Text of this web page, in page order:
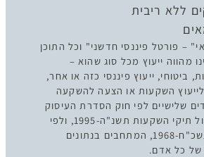
ללא ריבית
– פורטל פיננסי חדשני" וכל התוכן
מהווה ייעוץ מכל סוג שהוא –
ביטוחי, ייעוץ פיננסי כזה או אחר,
השקעות או הצעה להשקעה
שלישיים לפי חוק הסדרת העיסוק
בייעוץ, שיווק וניהול תיקי השקעות תשנ"ה-1995, ולפי
חוק ניירות ערך תשכ"ח-1968, המתחבים בנתונים
של כל אדם.